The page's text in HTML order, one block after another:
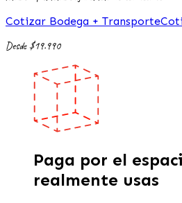
Cotizar Bodega + Transporte
Desde $19.990
Paga por el
realmente usas